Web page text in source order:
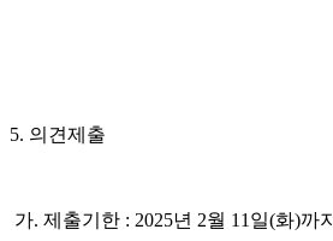
5. 의견제출
가. 제출기한 : 2025년 2월 11일(화)까지